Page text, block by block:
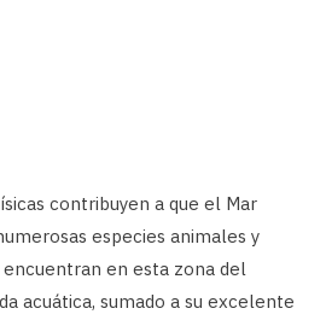
contribuyen a que el Mar
especies animales y
en esta zona del
acuática, sumado a su excelente